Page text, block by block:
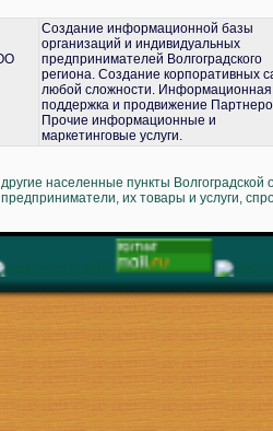
Создание информационной базы
организаций и индивидуальных
предпринимателей Волгоградского
региона. Создание корпоративных
любой сложности. Информационная
поддержка и продвижение
Прочие информационные и
маркетинговые услуги.
населенные пункты Волгоградской
их товары и услуги,